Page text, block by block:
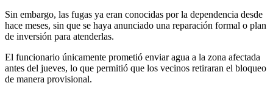
Sin embargo, las fugas ya eran conocidas por la dependencia desde
hace meses, sin que se haya anunciado una reparación formal o plan
de inversión para atenderlas.
El funcionario únicamente prometió enviar agua a la zona afectada
antes del jueves, lo que permitió que los vecinos retiraran el bloqueo
de manera provisional.